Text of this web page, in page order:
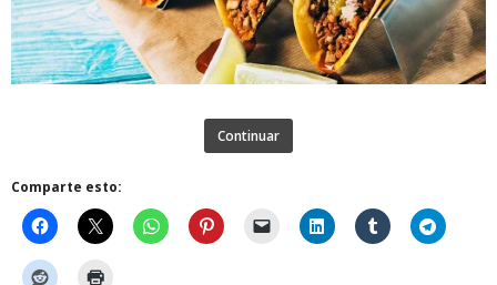
Continuar
Comparte esto: